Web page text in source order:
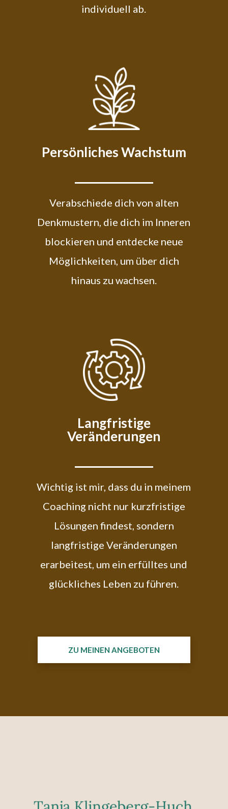
individuell ab.
Persönliches Wachstum
Verabschiede dich von alten
Denkmustern, die dich im Inneren
blockieren und entdecke neue
Möglichkeiten, um über dich
hinaus zu wachsen.
Langfristige
Veränderungen
Wichtig ist mir, dass du in meinem
Coaching nicht nur kurzfristige
Lösungen findest, sondern
langfristige Veränderungen
erarbeitest, um ein erfülltes und
glückliches Leben zu führen.
ZU MEINEN ANGEBOTEN